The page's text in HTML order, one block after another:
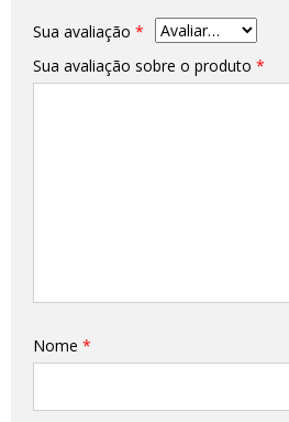
Sua avaliação *
Sua avaliação sobre o produto *
Nome *